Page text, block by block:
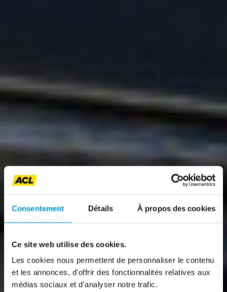
Consentement Détails À propos des cookies
Ce site web utilise des cookies.
Les cookies nous permettent de personnaliser le contenu
et les annonces, d'offrir des fonctionnalités relatives aux
médias sociaux et d'analyser notre trafic.
AUDI A6 AVANT E-